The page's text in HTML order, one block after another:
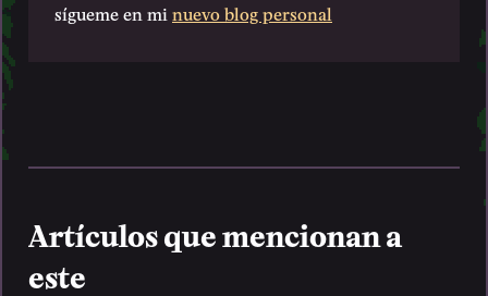
sígueme en mi nuevo blog personal
Artículos que mencionan a
este